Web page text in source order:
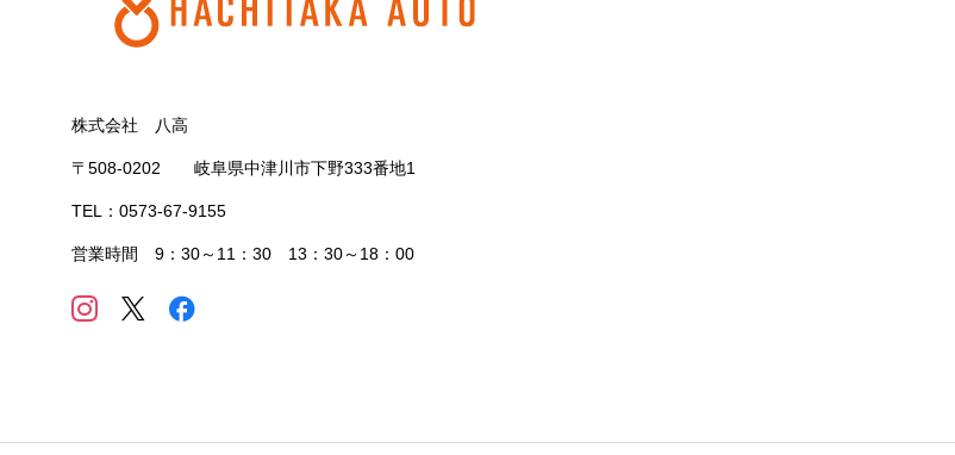
株式会社 八高
〒508-0202 岐阜県中津川市下野333番地1
TEL：0573-67-9155
営業時間 9：30～11：30 13：30～18：00